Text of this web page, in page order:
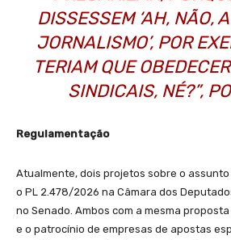
DISSESSEM ‘AH, NÃO,
JORNALISMO’, POR
TERIAM QUE
SINDICAIS, NÉ?”,
Regulamentação
Atualmente, dois projetos sobre o
o PL 2.478/2026 na Câmara dos
no Senado. Ambos com a mesma
e o patrocínio de empresas de apostas